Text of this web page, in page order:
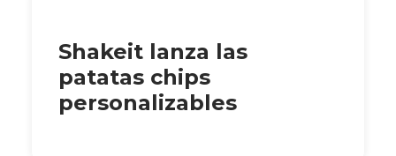
Shakeit lanza las
patatas chips
personalizables